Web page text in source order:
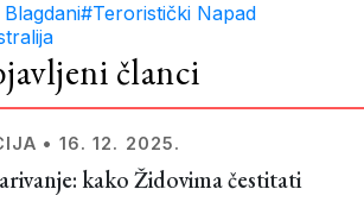
#Teroristički Napad
članci
• 16. 12. 2025.
kako Židovima čestitati